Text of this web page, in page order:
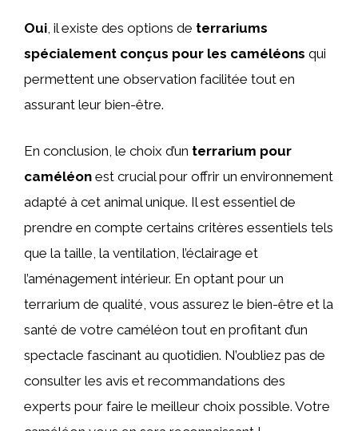
Oui, il existe des options de terrariums
spécialement conçus pour les caméléons qui
permettent une observation facilitée tout en
assurant leur bien-être.
En conclusion, le choix d’un terrarium pour
caméléon est crucial pour offrir un environnement
adapté à cet animal unique. Il est essentiel de
prendre en compte certains critères essentiels tels
que la taille, la ventilation, l’éclairage et
l’aménagement intérieur. En optant pour un
terrarium de qualité, vous assurez le bien-être et la
santé de votre caméléon tout en profitant d’un
spectacle fascinant au quotidien. N’oubliez pas de
consulter les avis et recommandations des
experts pour faire le meilleur choix possible. Votre